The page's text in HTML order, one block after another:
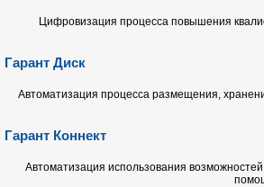
Цифровизация процесса повышения
Гарант Диск
Автоматизация процесса размещения,
Гарант Коннект
Автоматизация использования